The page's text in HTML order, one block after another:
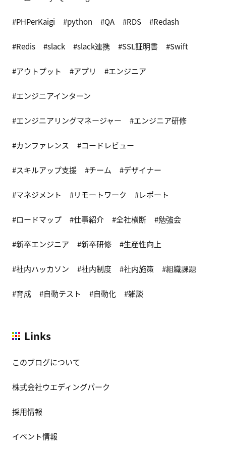
PHPerKaigi python QA RDS Redash
Redis slack slack連携 SSL証明書 Swift
アウトプット アプリ エンジニア
エンジニアインターン
エンジニアリングマネージャー エンジニア研修
カンファレンス コードレビュー
スキルアップ支援 チーム デザイナー
マネジメント リモートワーク レポート
ロードマップ 仕事紹介 全社横断 勉強会
新卒エンジニア 新卒研修 生産性向上
社内ハッカソン 社内制度 社内施策 組織課題
育成 自動テスト 自動化 雑談
Links
このブログについて
株式会社ウエディングパーク
採用情報
イベント情報